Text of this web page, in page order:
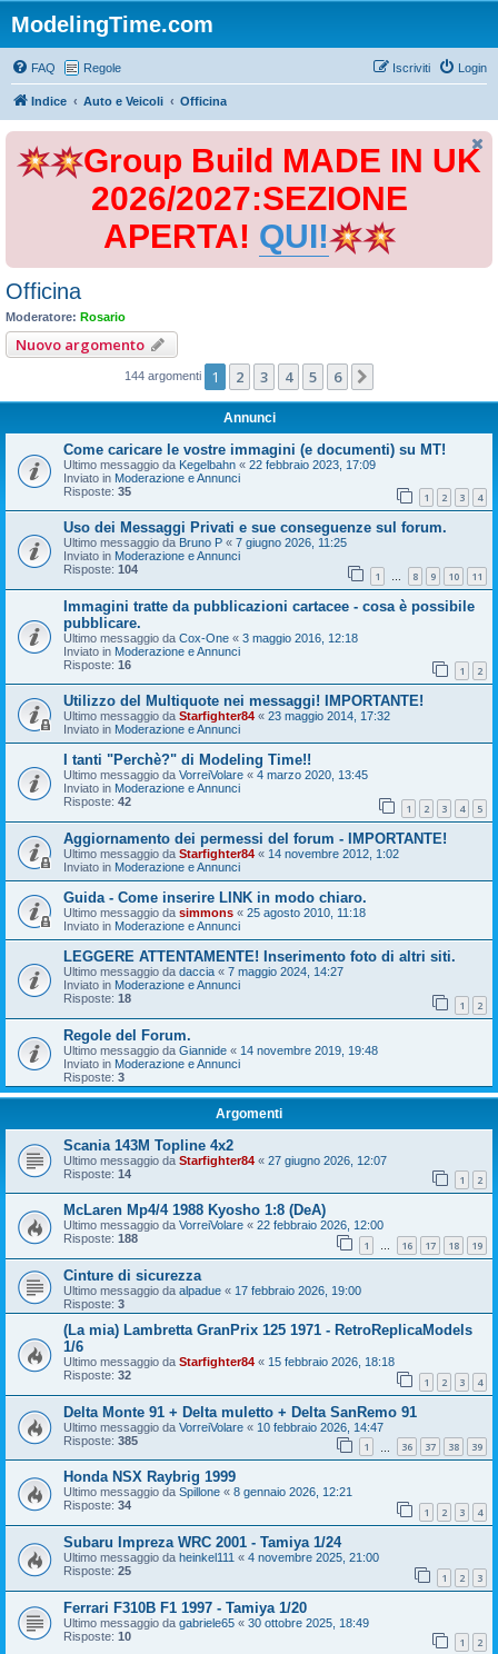
ModelingTime.com
FAQ Regole Login
Iscriviti
Indice Auto e Veicoli Officina
Group Build MADE IN UK
2026/2027:SEZIONE
APERTA! QUI!
Officina
Moderatore: Rosario
Nuovo argomento
144 argomenti 1 2 3 4 5 6
Annunci
Come caricare le vostre immagini (e documenti) su MT!
Ultimo messaggio da Kegelbahn « 22 febbraio 2023, 17:09
Inviato in Moderazione e Annunci
Risposte: 35 1 2 3 4
Uso dei Messaggi Privati e sue conseguenze sul forum.
Ultimo messaggio da Bruno P « 7 giugno 2026, 11:25
Inviato in Moderazione e Annunci
Risposte: 104 1 … 8 9 10 11
Immagini tratte da pubblicazioni cartacee - cosa è possibile
pubblicare.
Ultimo messaggio da Cox-One « 3 maggio 2016, 12:18
Inviato in Moderazione e Annunci
Risposte: 16 1 2
Utilizzo del Multiquote nei messaggi! IMPORTANTE!
Ultimo messaggio da Starfighter84 « 23 maggio 2014, 17:32
Inviato in Moderazione e Annunci
I tanti "Perchè?" di Modeling Time!!
Ultimo messaggio da VorreiVolare « 4 marzo 2020, 13:45
Inviato in Moderazione e Annunci
Risposte: 42 1 2 3 4 5
Aggiornamento dei permessi del forum - IMPORTANTE!
Ultimo messaggio da Starfighter84 « 14 novembre 2012, 1:02
Inviato in Moderazione e Annunci
Guida - Come inserire LINK in modo chiaro.
Ultimo messaggio da simmons « 25 agosto 2010, 11:18
Inviato in Moderazione e Annunci
LEGGERE ATTENTAMENTE! Inserimento foto di altri siti.
Ultimo messaggio da daccia « 7 maggio 2024, 14:27
Inviato in Moderazione e Annunci
Risposte: 18 1 2
Regole del Forum.
Ultimo messaggio da Giannide « 14 novembre 2019, 19:48
Inviato in Moderazione e Annunci
Risposte: 3
Argomenti
Scania 143M Topline 4x2
Ultimo messaggio da Starfighter84 « 27 giugno 2026, 12:07
Risposte: 14 1 2
McLaren Mp4/4 1988 Kyosho 1:8 (DeA)
Ultimo messaggio da VorreiVolare « 22 febbraio 2026, 12:00
Risposte: 188 1 … 16 17 18 19
Cinture di sicurezza
Ultimo messaggio da alpadue « 17 febbraio 2026, 19:00
Risposte: 3
(La mia) Lambretta GranPrix 125 1971 - RetroReplicaModels
1/6
Ultimo messaggio da Starfighter84 « 15 febbraio 2026, 18:18
Risposte: 32 1 2 3 4
Delta Monte 91 + Delta muletto + Delta SanRemo 91
Ultimo messaggio da VorreiVolare « 10 febbraio 2026, 14:47
Risposte: 385 1 36 37 38 39
Honda NSX Raybrig 1999
Ultimo messaggio da Spillone « 8 gennaio 2026, 12:21
Risposte: 34 1 2 3 4
Subaru Impreza WRC 2001 - Tamiya 1/24
Ultimo messaggio da heinkel111 « 4 novembre 2025, 21:00
Risposte: 25 1 2 3
Ferrari F310B F1 1997 - Tamiya 1/20
Ultimo messaggio da gabriele65 « 30 ottobre 2025, 18:49
Risposte: 10 1 2